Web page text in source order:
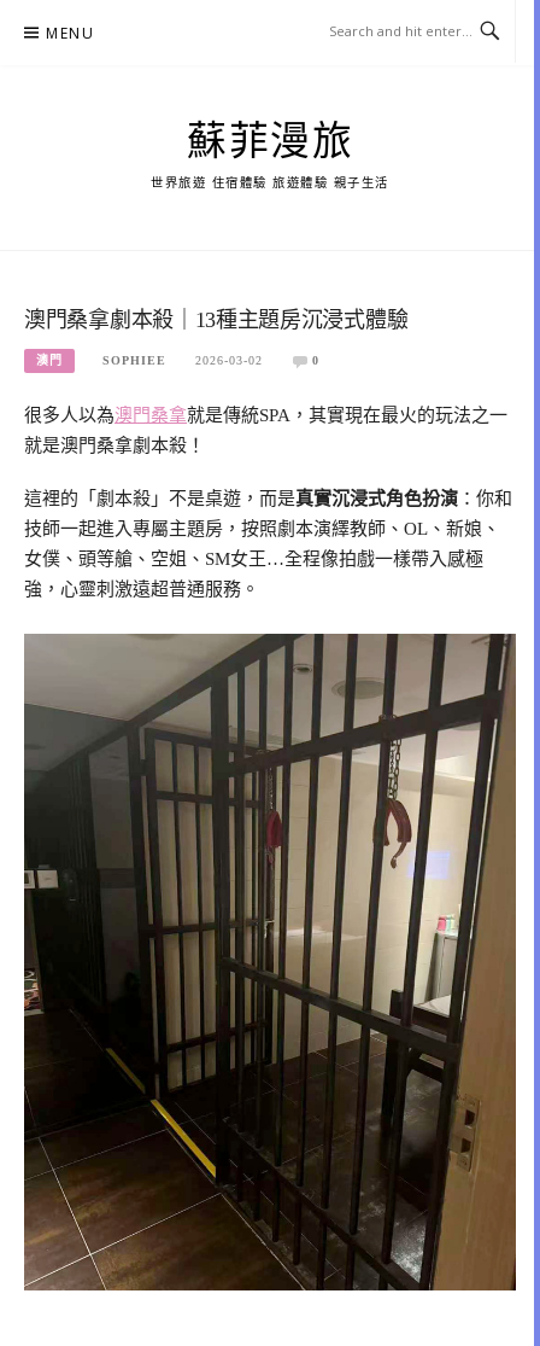
MENU
蘇菲漫旅
世界旅遊 住宿體驗 旅遊體驗 親子生活
澳門桑拿劇本殺｜13種主題房沉浸式體驗
澳門 SOPHIEE 2026-03-02 0
很多人以為澳門桑拿就是傳統SPA，其實現在最火的玩法之一
就是澳門桑拿劇本殺！
這裡的「劇本殺」不是桌遊，而是真實沉浸式角色扮演 ：你和
技師一起進入專屬主題房，按照劇本演繹教師、OL、新娘、
女僕、頭等艙、空姐、SM女王…全程像拍戲一樣帶入感極
強，心靈刺激遠超普通服務。